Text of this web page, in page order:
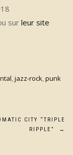
surleur site
,jazz-rock,punk
CITY “TRIPLE
RIPPLE”
→